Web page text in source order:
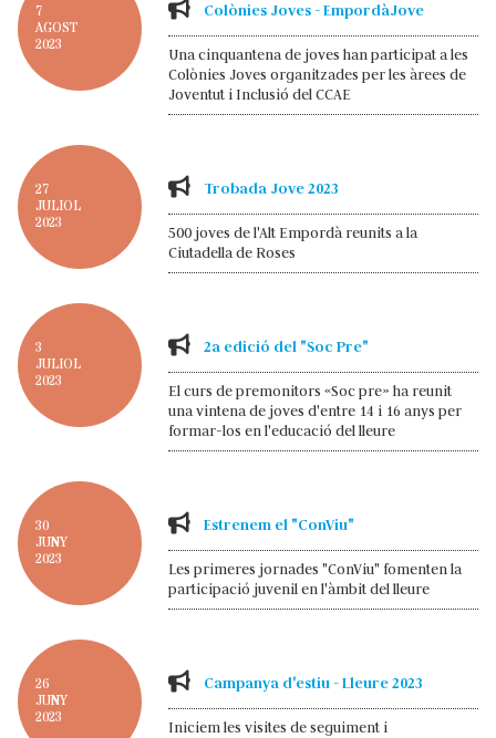
7
AGOST
2023
Colònies Joves - EmpordàJove
Una cinquantena de joves han participat a les
Colònies Joves organitzades per les àrees de
Joventut i Inclusió del CCAE
27
JULIOL
2023
Trobada Jove 2023
500 joves de l'Alt Empordà reunits a la
Ciutadella de Roses
3
JULIOL
2023
2a edició del "Soc Pre"
El curs de premonitors «Soc pre» ha reunit
una vintena de joves d'entre 14 i 16 anys per
formar-los en l'educació del lleure
30
JUNY
2023
Estrenem el "ConViu"
Les primeres jornades "ConViu" fomenten la
participació juvenil en l'àmbit del lleure
26
JUNY
2023
Campanya d'estiu - Lleure 2023
Iniciem les visites de seguiment i